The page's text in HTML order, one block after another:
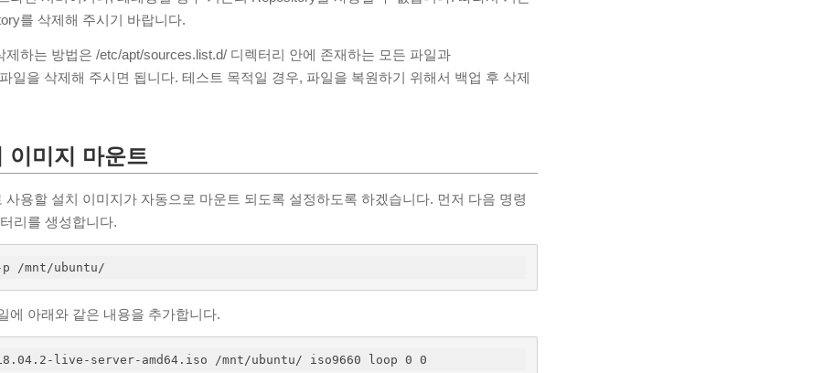
를 삭제해 주시기 바랍니다.
제하는 방법은 /etc/apt/sources.list.d/ 디렉터리 안에 존재하는 모든 파일과
일을 삭제해 주시면 됩니다. 테스트 목적일 경우, 파일을 복원하기 위해서 백업 후 삭제
이미지 마운트
사용할 설치 이미지가 자동으로 마운트 되도록 설정하도록 하겠습니다. 먼저 다음 명령
리를 생성합니다.
/mnt/ubuntu/
에 아래와 같은 내용을 추가합니다.
live-server-amd64.iso /mnt/ubuntu/ iso9660 loop 0 0